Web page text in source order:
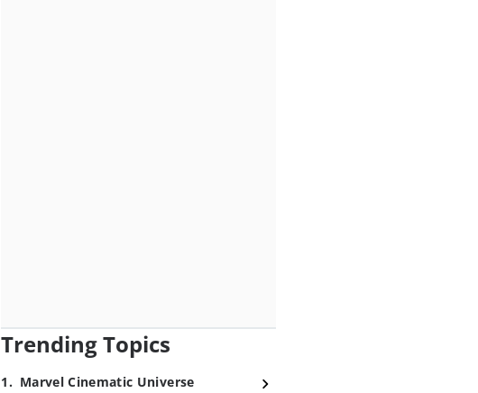
Trending Topics
1. Marvel Cinematic Universe